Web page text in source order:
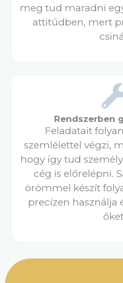
meg tud maradni
attitűdben, mert
Rendszerben
Feladatait
szemlélettel végzi,
hogy így tud
cég is előrelépni.
örömmel készít
precízen használja